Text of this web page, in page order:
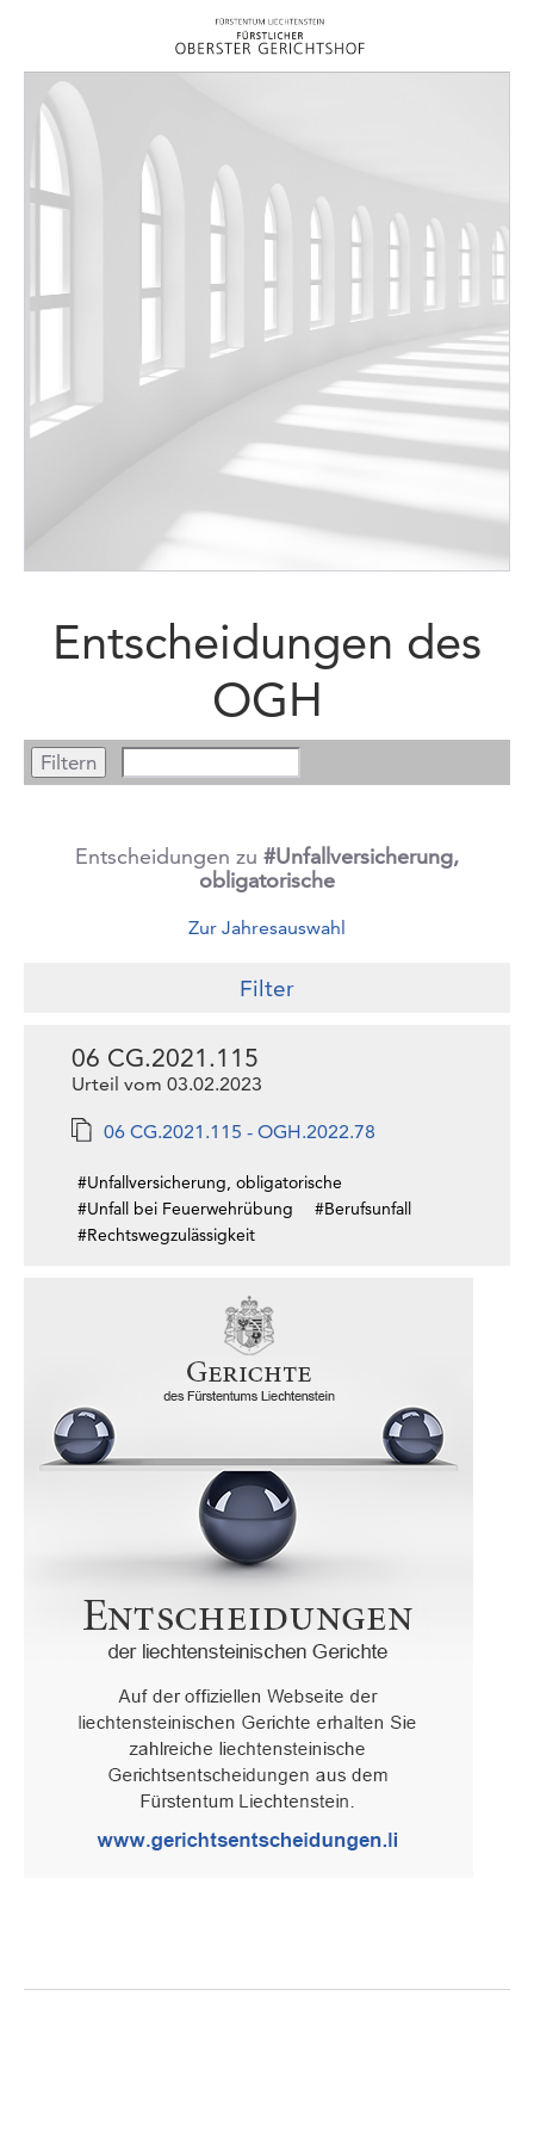
Entscheidungen des
OGH
Entscheidungen zu #Unfallversicherung,
obligatorische
Zur Jahresauswahl
Filter
06 CG.2021.115
Urteil vom 03.02.2023
06 CG.2021.115 - OGH.2022.78
#Unfallversicherung, obligatorische
#Unfall bei Feuerwehrübung
#Berufsunfall
#Rechtswegzulässigkeit